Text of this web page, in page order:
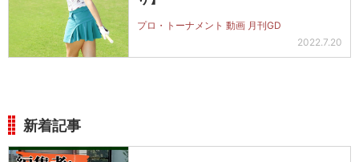
プロ・トーナメント 動画 月刊GD
2022.7.20
新着記事